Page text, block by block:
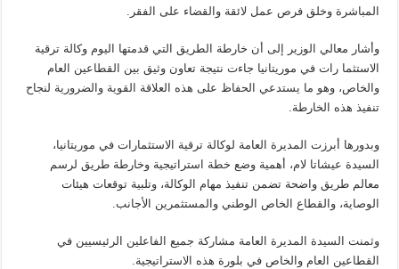
المباشرة وخلق فرص عمل لائقة والقضاء على الفقر .
وأشار معالي الوزير إلى أن خارطة الطريق التي قدمتها اليوم وكالة ترقية
الاستثما رات في موريتانيا جاءت نتيجة تعاون وثيق بين القطاعين العام
والخاص، وهو ما يستدعي الحفاظ على هذه العلاقة القوية والضرورية لنجاح
تنفيذ هذه الخارطة.
وبدورها أبرزت المديرة العامة لوكالة ترقية الاستثمارات في موريتانيا،
السيدة عيشاتا لام، أهمية وضع خطة استراتيجية وخارطة طريق لرسم
معالم طريق واضحة تضمن تنفيذ مهام الوكالة، وتلبية توقعات هيئات
الوصاية، والقطاع الخاص الوطني والمستثمرين الأجانب.
وثمنت السيدة المديرة العامة مشاركة جميع الفاعلين الرئيسيين في
القطاعين العام والخاص في بلورة هذه الاستراتيجية.